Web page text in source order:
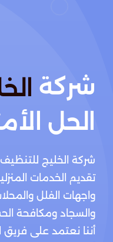
شركة
الحل
شركة الخليج
تقديم الخدمات
واجهات الفلل
والسجاد ومكافحة
أننا نعتمد على